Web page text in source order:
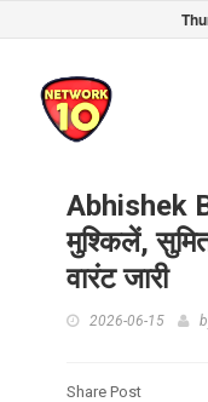
Abhishek
मुश्किलें,
वारंट जारी
2026-06-15
Share Post